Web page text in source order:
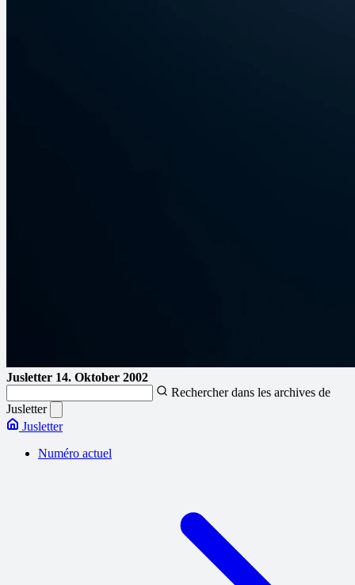
Jusletter 14. Oktober 2002
Rechercher dans les archives de
Jusletter
Jusletter
Numéro actuel